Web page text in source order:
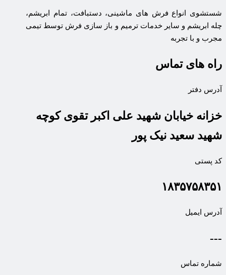
شستشوی انواع فرش های ماشینی، دستبافت، تمام ابریشم،
چله ابریشم و سایر خدمات ترمیم و باز سازی فرش توسط تیمی
مجرب و با تجربه
راه های تماس
آدرس دفتر
خزانه خیابان شهید علی اکبر تقوی کوچه
شهید سعید نیک پور
کد پستی
۱۸۳۵۷۵۸۳۵۱
آدرس ایمیل
---
شماره تماس